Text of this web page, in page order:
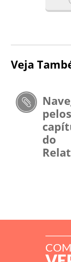
Veja
pelos
do